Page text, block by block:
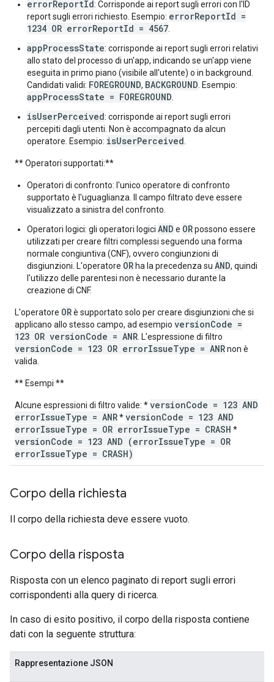
errorReportId: Corrisponde ai report sugli errori con l'ID
report sugli errori richiesto. Esempio: errorReportId =
1234 OR errorReportId = 4567
appProcessState: corrisponde ai report sugli errori relativi
allo stato del processo di un'app, indicando se un'app viene
eseguita in primo piano (visibile all'utente) o in background.
Candidati validi: FOREGROUND, BACKGROUND . Esempio:
appProcessState = FOREGROUND
isUserPerceived: corrisponde ai report sugli errori
percepiti dagli utenti. Non è accompagnato da alcun
operatore. Esempio: isUserPerceived
** Operatori supportati:**
Operatori di confronto: l'unico operatore di confronto
supportato è l'uguaglianza. Il campo filtrato deve essere
visualizzato a sinistra del confronto.
Operatori logici: gli operatori logici AND e ORpossono essere
utilizzati per creare filtri complessi seguendo una forma
normale congiuntiva (CNF), ovvero congiunzioni di
disgiunzioni. L'operatore OR ha la precedenza su AND, quindi
l'utilizzo delle parentesi non è necessario durante la
creazione di CNF.
L'operatore ORè supportato solo per creare disgiunzioni che si
applicano allo stesso campo, ad esempio versionCode =
123 OR versionCode = ANR . L'espressione di filtro
versionCode = 123 OR errorIssueType = ANRnon è
valida.
** Esempi **
Alcune espressioni di filtro valide: *versionCode = 123 AND
errorIssueType = ANR*versionCode = 123 AND
errorIssueType = OR errorIssueType = CRASH *
versionCode = 123 AND (errorIssueType = OR
errorIssueType = CRASH)
Corpo della richiesta
Il corpo della richiesta deve essere vuoto.
Corpo della risposta
Risposta con un elenco paginato di report sugli errori
corrispondenti alla query di ricerca.
In caso di esito positivo, il corpo della risposta contiene
dati con la seguente struttura:
Rappresentazione JSON